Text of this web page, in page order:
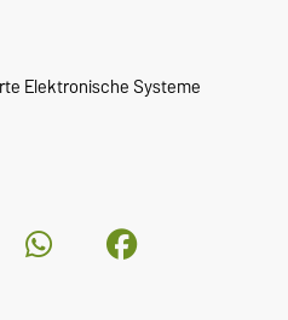
Elektronische Systeme